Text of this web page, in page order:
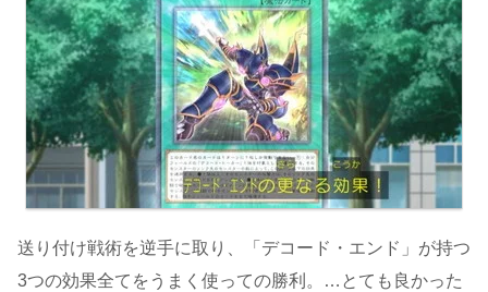
送り付け戦術を逆手に取り、「デコード・エンド」が持つ
3つの効果全てをうまく使っての勝利。…とても良かった